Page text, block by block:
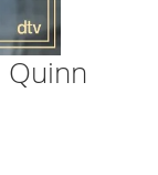
Quinn